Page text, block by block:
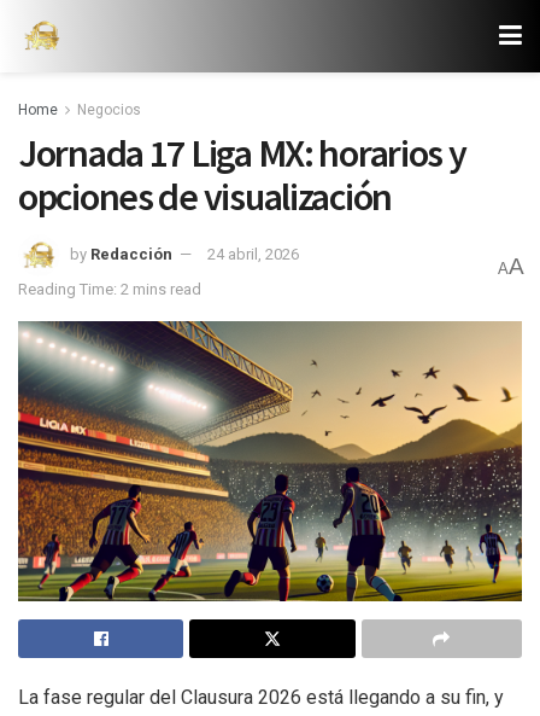
Home Negocios
Jornada 17 Liga MX: horarios y
opciones de visualización
by Redacción
24 abril, 2026
Reading Time: 2 mins read
AA
La fase regular del Clausura 2026 está llegando a su fin, y